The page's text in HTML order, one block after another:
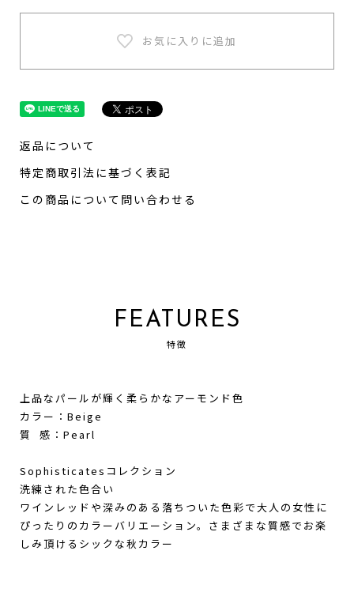
返品について
特定商取引法に基づく表記
この商品について問い合わせる
FEATURES
特徴
上品なパールが輝く柔らかなアーモンド色
カラー：Beige
質 感：Pearl
Sophisticatesコレクション
洗練された色合い
ワインレッドや深みのある落ちついた色彩で大人の女性に
ぴったりのカラーバリエーション。さまざまな質感でお楽
しみ頂けるシックな秋カラー